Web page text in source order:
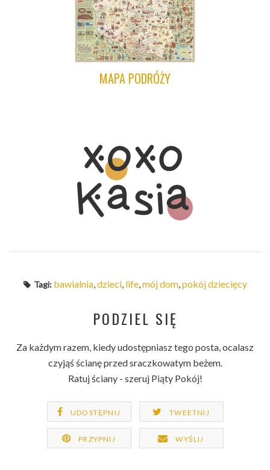
MAPA PODRÓŻY
Tagi: bawialnia,dzieci, life,mój dom,pokój dziecięcy
PODZIEL SIĘ
Za każdym razem, kiedy udostępniasz tego posta, ocalasz
czyjąś ścianę przed sraczkowatym beżem.
Ratuj ściany - szeruj Piąty Pokój!
UDOSTĘPNIJ TWEETNIJ
PRZYPNIJ WYŚLIJ